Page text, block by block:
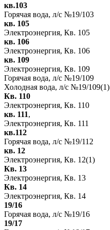
кв.103
Горячая вода, л/с №19/103
кв. 105
Электроэнергия, Кв. 105
кв. 106
Электроэнергия, Кв. 106
кв. 109
Электроэнергия, Кв. 109
Горячая вода, л/с №19/109
Холодная вода, л/с №19/109(1)
Кв. 110
Электроэнергия, Кв. 110
кв. 111,
Электроэнергия, Кв. 111
кв.112
Горячая вода, л/с №19/112
кв. 12
Электроэнергия, Кв. 12(1)
Кв. 13
Электроэнергия, Кв. 13
Кв. 14
Электроэнергия, Кв. 14
19/16
Горячая вода, л/с №19/16
19/17